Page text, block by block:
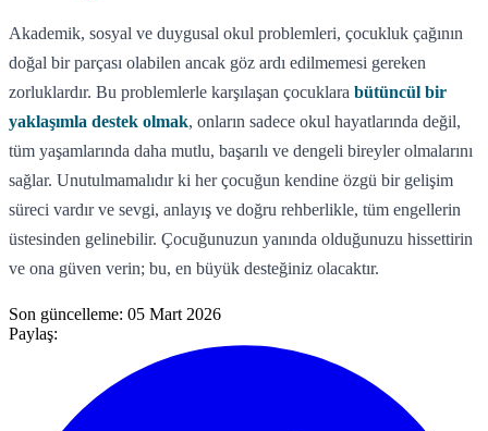
Akademik, sosyal ve duygusal okul problemleri, çocukluk çağının
doğal bir parçası olabilen ancak göz ardı edilmemesi gereken
zorluklardır. Bu problemlerle karşılaşan çocuklara bütüncül bir
yaklaşımla destek olmak, onların sadece okul hayatlarında değil,
tüm yaşamlarında daha mutlu, başarılı ve dengeli bireyler olmalarını
sağlar. Unutulmamalıdır ki her çocuğun kendine özgü bir gelişim
süreci vardır ve sevgi, anlayış ve doğru rehberlikle, tüm engellerin
üstesinden gelinebilir. Çocuğunuzun yanında olduğunuzu hissettirin
ve ona güven verin; bu, en büyük desteğiniz olacaktır.
Son güncelleme: 05 Mart 2026
Paylaş: